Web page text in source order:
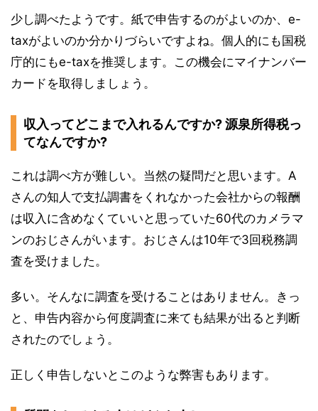
少し調べたようです。紙で申告するのがよいのか、e-
taxがよいのか分かりづらいですよね。個人的にも国税
庁的にもe-taxを推奨します。この機会にマイナンバー
カードを取得しましょう。
収入ってどこまで入れるんですか? 源泉所得税っ
てなんですか?
これは調べ方が難しい。当然の疑問だと思います。A
さんの知人で支払調書をくれなかった会社からの報酬
は収入に含めなくていいと思っていた60代のカメラマ
ンのおじさんがいます。おじさんは10年で3回税務調
査を受けました。
多い。そんなに調査を受けることはありません。きっ
と、申告内容から何度調査に来ても結果が出ると判断
されたのでしょう。
正しく申告しないとこのような弊害もあります。